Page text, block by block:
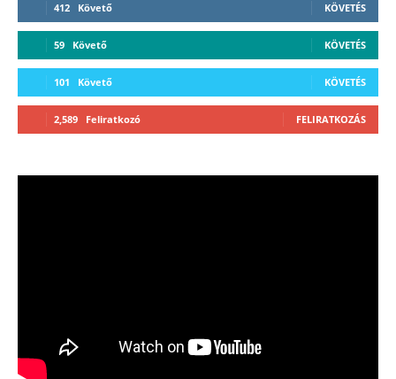
412 Követő KÖVETÉS
59 Követő KÖVETÉS
101 Követő KÖVETÉS
2,589 Feliratkozó FELIRATKOZÁS